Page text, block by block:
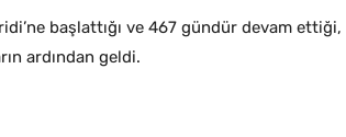
başlattığı ve 467 gündür devam ettiği,
ardından geldi.